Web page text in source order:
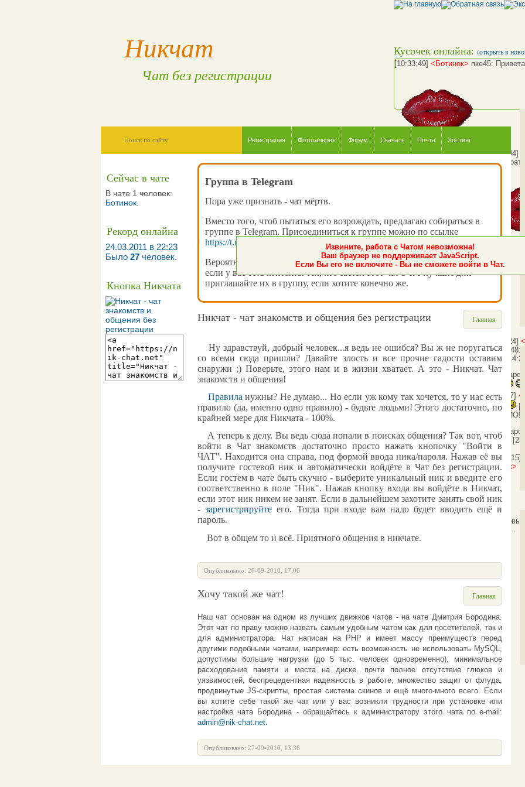
Никчат
Чат без регистрации
Кусочек онлайна: (открыть в
[10:33:49] <Ботинок> пке45:
[10:35:04]
[10:35:41]<пке45>away: ушел
[20:47:24]
<Ботинок>Гость915: Даров!
<Ботинок> Гость841: Здарово!
[14:40:10]<Гость841> здрасти народ
<Гость587>
[19:09:27]
[19:09:38] <Гость587>
<Ботинок> Гость656: ЙО!
[23:41:52]
<Ботинок> topalex:
[23:41:58]<Ботинок>Всем пока!
<topalex>Ботинок: [23:42:15]
нам завтpа ?[16:36:24]<Ботинок>
Ботинок полетел большой кремовый
Гость426: печально....
Регистрация Фотогалерея Форум Скачать Почта Хостинг
Сейчас в чате
В чате 1 человек:
Ботинок
Рекорд онлайна
24.03.2011 в 22:23
Было 27 человек.
Кнопка Никчата
Группа в Telegram
Пора уже признать - чат мёртв.
Вместо того, чтоб пытаться его возрождать, предлагаю собираться в
группе в Telegram. Присоединиться к группе можно по ссылке
https://t.me/nik_chat_net
Вероятней всего, когда вы туда зайдёте - там ещё никого не будет, но
если у вас есть контакты тех, кто застал этот чат в его лучшие дни -
приглашайте их в группу, если хотите конечно же.
Никчат - чат знакомств и общения без регистрации Главная
Ну здравствуй, добрый человек...я ведь не ошибся? Вы ж не поругаться
со всеми сюда пришли? Давайте злость и все прочие гадости оставим
снаружи ;) Поверьте, этого нам и в жизни хватает. А это - Никчат. Чат
знакомств и общения!
Правила нужны? Не думаю... Но если уж кому так хочется, то у нас есть
правило (да, именно одно правило) - будьте людьми! Этого достаточно, по
крайней мере для Никчата - 100%.
А теперь к делу. Вы ведь сюда попали в поисках общения? Так вот, чтоб
войти в Чат знакомств достаточно просто нажать кнопочку "Войти в
ЧАТ". Находится она справа, под формой ввода ника/пароля. Нажав её вы
получите гостевой ник и автоматически войдёте в Чат без регистрации.
Если гостем в чате быть скучно - выберите уникальный ник и введите его
соответственно в поле "Ник". Нажав кнопку входа вы войдёте в Никчат,
если этот ник никем не занят. Если в дальнейшем захотите занять свой ник
-зарегистрируйте его. Тогда при входе вам надо будет вводить ещё и
пароль.
Вот в общем то и всё. Приятного общения в никчате.
Опубликовано: 28-09-2010, 17:06
Хочу такой же чат! Главная
Нашчат основан на одном из лучших движков чатов - начате Дмитрия Бородина
Этотчат по праву можно назвать самым удобным чатом как для посетителей, так и
для администратора. Чатнаписан на PHP и имеет массу преимуществ перед
другими подобными чатами, например: есть возможность не использовать MySQL,
допустимы большие нагрузки (до 5 тыс. человек одновременно), минимальное
расходование памяти и места на диске, почти полное отсутствие глюков и
уязвимостей, беспрецедентная надежность в работе, множество защит от флуда,
продвинутые JS-скрипты, простая система скинов и ещё много-много всего.
Если
вы хотите себе такой же чат или у вас возникли трудности при установке или
настройкечата Бородина - обращайтесь к администратору этого чата по e-mail:
admin@nik-chat.net
Опубликовано: 27-09-2010, 13:36
Извините, работа с Чатом невозможна!
Ваш браузер не поддерживает JavaScript.
Если Вы его не включите - Вы не сможете войти в Чат.